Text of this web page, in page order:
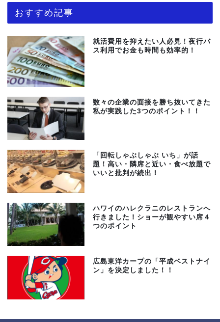
おすすめ記事
就活費用を抑えたい人必見！夜行バ
ス利用でお金も時間も効率的！
数々の企業の面接を勝ち抜いてきた
私が実践した3つのポイント！！
「回転しゃぶしゃぶ いち」が話
題！高い・隣席と近い・食べ放題で
いいと批判が続出！
ハワイのハレクラニのレストランへ
行きました！ショーが観やすい席４
つのポイント
広島東洋カープの「平成ベストナイ
ン」を決定しました！！